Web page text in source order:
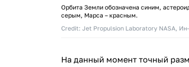
Орбита Земли обозначена синим,
серым, Марса – красным.
Credit: Jet Propulsion Laboratory NASA,
На данный момент точный